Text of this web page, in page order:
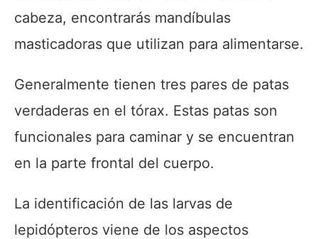
cabeza, encontrarás mandíbulas
masticadoras que utilizan para alimentarse.
Generalmente tienen tres pares de patas
verdaderas en el tórax. Estas patas son
funcionales para caminar y se encuentran
en la parte frontal del cuerpo.
La identificación de las larvas de
lepidópteros viene de los aspectos